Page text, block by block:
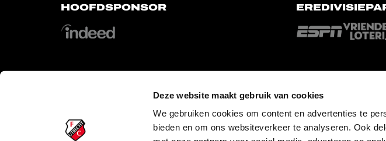
Deze website maakt gebruik van cookies
We gebruiken cookies om content en advertenties te
bieden en om ons websiteverkeer te analyseren. Ook
HOOFDSPONSOR
OFFICIAL PARTNERS